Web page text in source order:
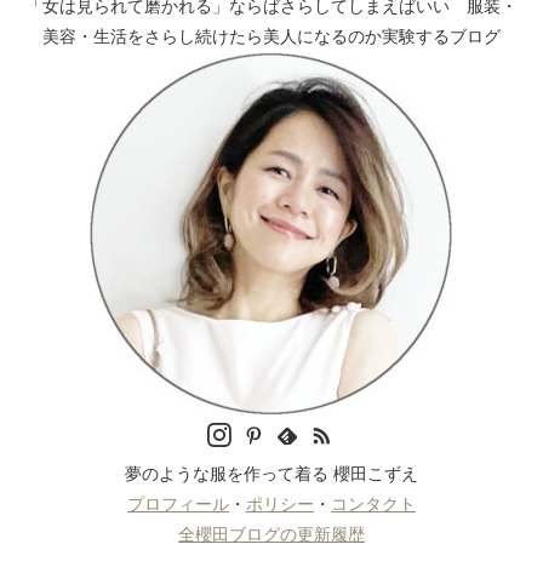
「女は見られて磨かれる」ならばさらしてしまえばいい 服装・
美容・生活をさらし続けたら美人になるのか実験するブログ
夢のような服を作って着る 櫻田こずえ
プロフィール ・ ポリシー ・ コンタクト
全櫻田ブログの更新履歴